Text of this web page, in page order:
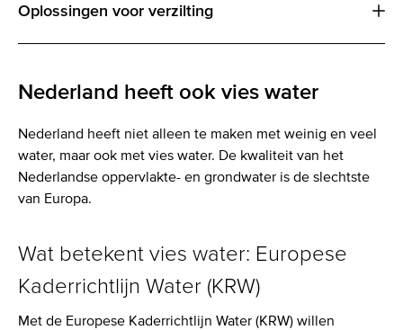
Oplossingen voor verzilting
Nederland heeft ook vies water
Nederland heeft niet alleen te maken met weinig en veel
water, maar ook met vies water. De kwaliteit van het
Nederlandse oppervlakte- en grondwater is de slechtste
van Europa.
Wat betekent vies water: Europese
Kaderrichtlijn Water (KRW)
Met de Europese Kaderrichtlijn Water (KRW) willen